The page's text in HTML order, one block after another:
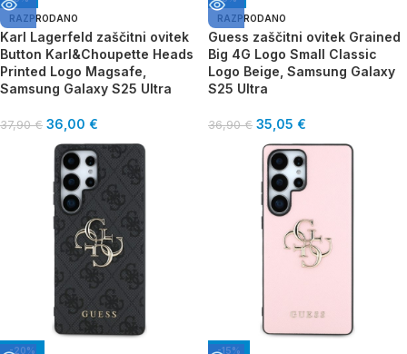
RAZPRODANO
Karl Lagerfeld zaščitni ovitek
Button Karl&Choupette Heads
Printed Logo Magsafe,
Samsung Galaxy S25 Ultra
37,90€ 36,00 €
RAZPRODANO
Guess zaščitni ovitek Grained
Big 4G Logo Small Classic
Logo Beige, Samsung Galaxy
S25 Ultra
36,90€ 35,05 €
-20%
-15%